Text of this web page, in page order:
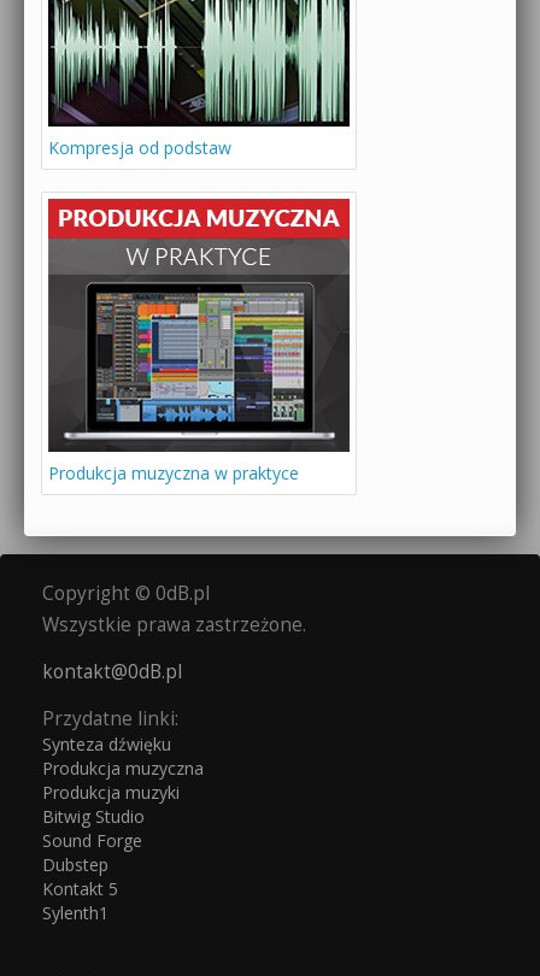
Kompresja od podstaw
Produkcja muzyczna w praktyce
Copyright © 0dB.pl
Wszystkie prawa zastrzeżone.
kontakt@0dB.pl
Przydatne linki:
Synteza dźwięku
Produkcja muzyczna
Produkcja muzyki
Bitwig Studio
Sound Forge
Dubstep
Kontakt 5
Sylenth1